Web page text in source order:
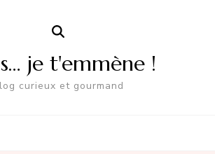
je t'emmène !
curieux et gourmand